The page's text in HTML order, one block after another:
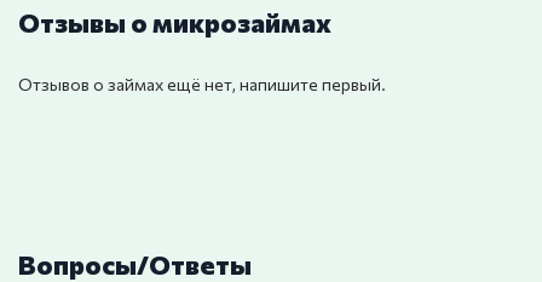
Отзывы о микрозаймах
Отзывов о займах ещё нет, напишите первый.
Вопросы/Ответы